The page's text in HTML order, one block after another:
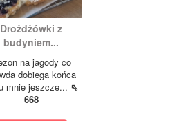
Drożdżówki z
budyniem...
na jagody co
dobiega końca
mnie jeszcze... ⇖
668